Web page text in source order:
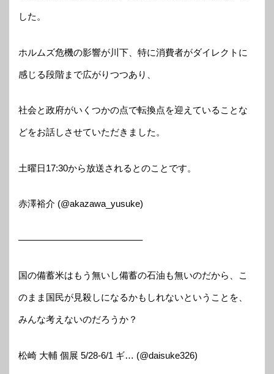
した。
ホルムズ危機の影響が川下、特に消費者がダイレクトに
感じる段階まで広がりつつあり、
社会と政府がいくつかの点で転換点を迎えていることな
どをお話しさせていただきました。
土曜日17:30から放送されるとのことです。
赤澤裕介 (@akazawa_yusuke)
—————————————–
国の備蓄米はもう無いし備蓄の石油も無いのだから、こ
のまま国民が見殺しになるかもしれないということを、
みんな考えないのだろうか？
松崎 大輔 個展 5/28-6/1 ギ… (@daisuke326)